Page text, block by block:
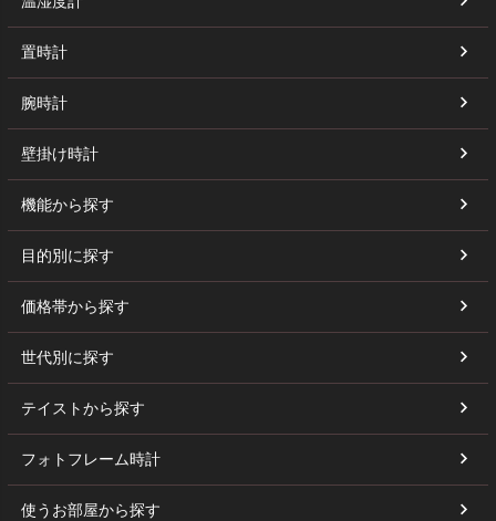
置時計
腕時計
壁掛け時計
機能から探す
目的別に探す
価格帯から探す
世代別に探す
テイストから探す
フォトフレーム時計
使うお部屋から探す